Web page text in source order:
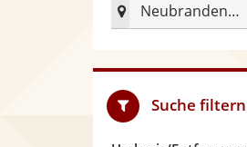
Neubrandenburg
Suche filtern